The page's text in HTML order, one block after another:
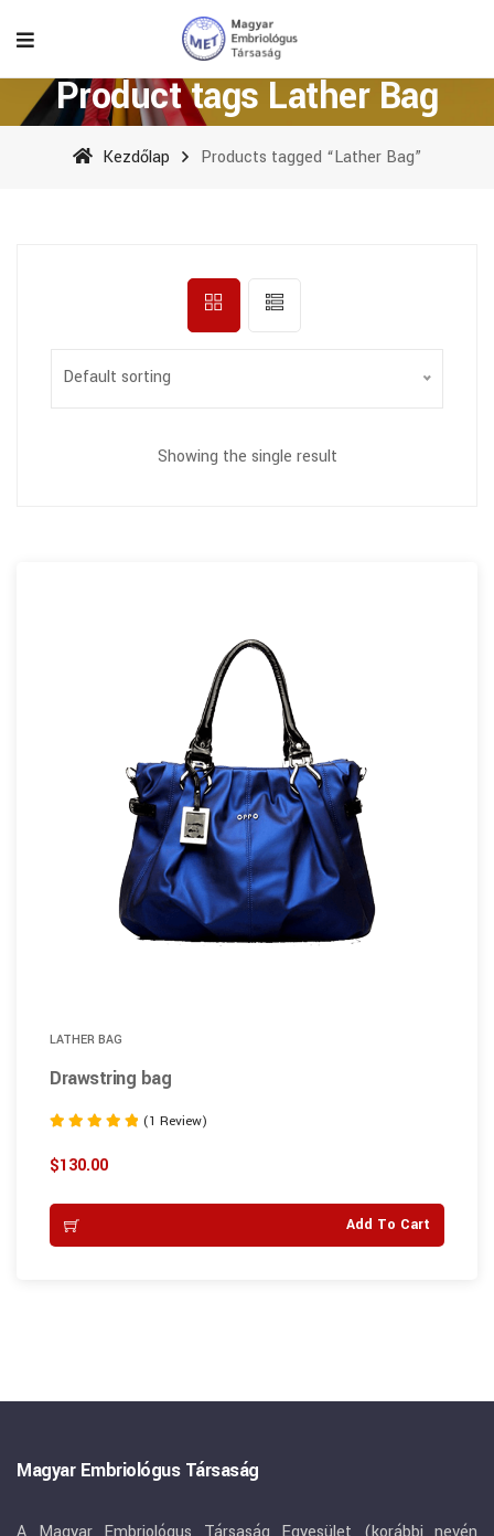
Product tags Lather Bag
Kezdőlap Products tagged “Lather Bag”
Default sorting
Showing the single result
LATHER BAG
Drawstring bag
5.00
out of 5
(1 Review)
$130.00
Add To Cart
Magyar Embriológus Társaság